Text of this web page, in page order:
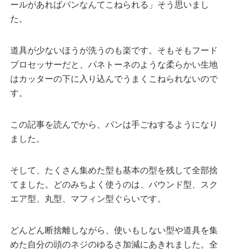
ールがあればパンなんてこねられる」そう思いまし
た。
道具が少ないほうが洗うのも楽です。そもそもフード
プロセッサーだと、パネトーネのような柔らかい生地
はカッターの下に入り込んでうまくこねられないので
す。
この記事を読んでから、パンは手ごねするようになり
ました。
そして、たくさん集めた型も基本の型を残して全部捨
てました。どのみちよく使うのは、パウンド型、スク
エア型、丸型、マフィン型ぐらいです。
どんどん断捨離しながら、使いもしない型や道具を集
めた自分の頭のネジのゆるさ加減にあきれました。全